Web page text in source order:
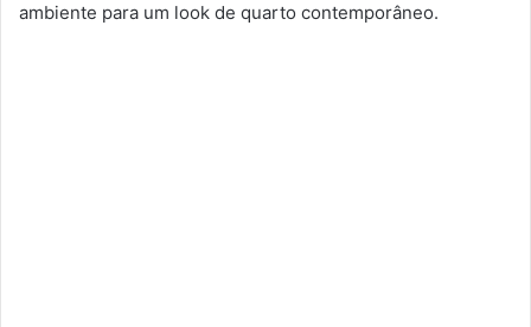
ambiente para um look de quarto contemporâneo.